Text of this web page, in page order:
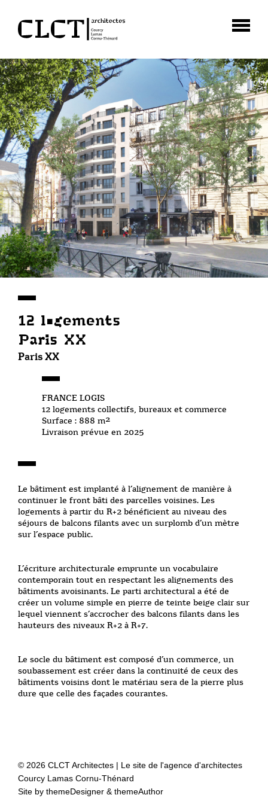
12 logements
Paris XX
Paris XX
FRANCE LOGIS
12 logements collectifs, bureaux et commerce
Surface : 888 m²
Livraison prévue en 2025
Le bâtiment est implanté à l’alignement de manière à
continuer le front bâti des parcelles voisines. Les
logements à partir du R+2 bénéficient au niveau des
séjours de balcons filants avec un surplomb d’un mètre
sur l’espace public.
L’écriture architecturale emprunte un vocabulaire
contemporain tout en respectant les alignements des
bâtiments avoisinants. Le parti architectural a été de
créer un volume simple en pierre de teinte beige clair sur
lequel viennent s’accrocher des balcons filants dans les
hauteurs des niveaux R+2 à R+7.
Le socle du bâtiment est composé d’un commerce, un
soubassement est créer dans la continuité de ceux des
bâtiments voisins dont le matériau sera de la pierre plus
dure que celle des façades courantes.
© 2026 CLCT Architectes | Le site de l'agence d'architectes
Courcy Lamas Cornu-Thénard
Site by themeDesigner & themeAuthor